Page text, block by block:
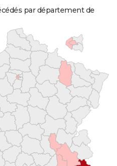
par département de